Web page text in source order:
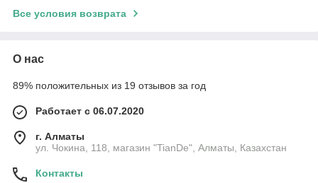
Все условия возврата
О нас
89% положительных из 19 отзывов за год
Работает с 06.07.2020
г. Алматы
ул. Чокина, 118, магазин "TianDe", Алматы, Казахстан
Контакты